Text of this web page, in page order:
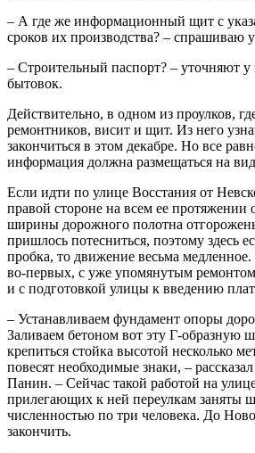
– А где же информационный щит с
сроков их производства? – спрашиваю
– Строительный паспорт? – уточняют
бытовок.
Действительно, в одном из проулков,
ремонтников, висит и щит. Из него
закончиться в этом декабре. Но все
информация должна размещаться на
Если идти по улице Восстания от
правой стороне на всем ее протяжении
ширины дорожного полотна
пришлось потесниться, поэтому здесь
пробка, то движение весьма
во-первых, с уже упомянутым
и с подготовкой улицы к введению
– Устанавливаем фундамент опоры
Заливаем бетоном вот эту Г-образную
крепиться стойка высотой несколько
повесят необходимые знаки, –
Панин. – Сейчас такой работой на
прилегающих к ней переулкам заняты
численностью по три человека. До
закончить.